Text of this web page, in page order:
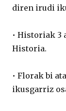
diren irudi
• Historiak 3
Historia.
• Florak bi
ikusgarriz